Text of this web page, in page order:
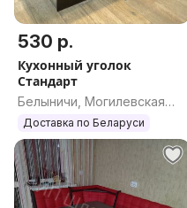
530 р.
Кухонный уголок
Стандарт
Белыничи, Могилевская
область
Доставка по Беларуси